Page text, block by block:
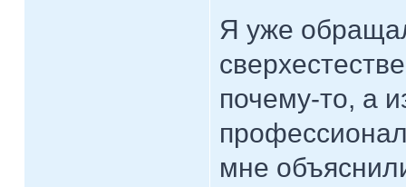
Я уже
почему-то, а
мне